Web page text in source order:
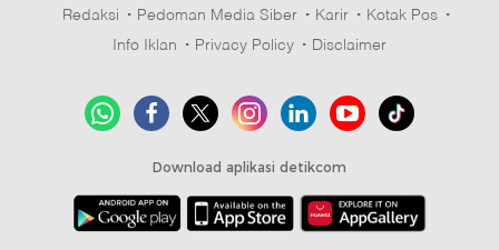
Redaksi Pedoman Media Siber Karir
Kotak Pos
Info Iklan
Privacy Policy Disclaimer
Download aplikasi detikcom